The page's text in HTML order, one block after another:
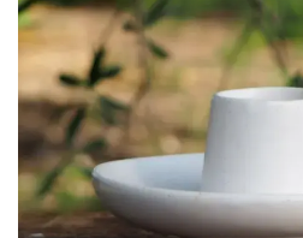
Médaille commémorative Gaudí
2026 – Édition limitée
89,00 € NEUF